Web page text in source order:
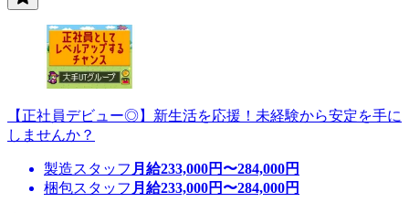
【正社員デビュー◎】新生活を応援！未経験から安定を手に
しませんか？
製造スタッフ 月給233,000円〜284,000円
梱包スタッフ 月給233,000円〜284,000円